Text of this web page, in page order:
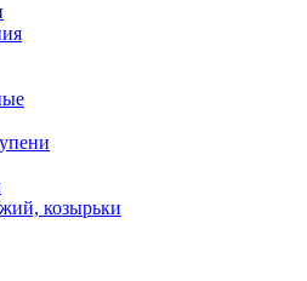
козырьки